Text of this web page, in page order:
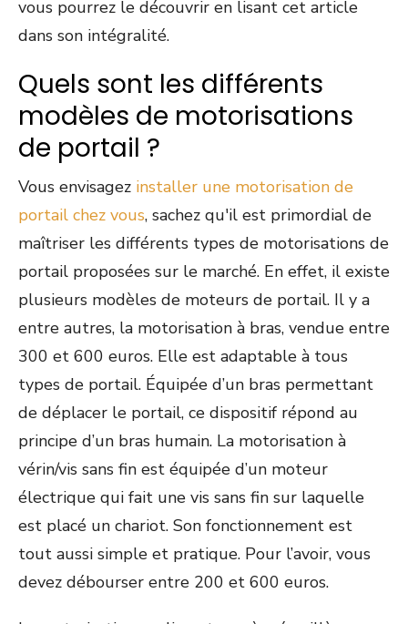
vous pourrez le découvrir en lisant cet article
dans son intégralité.
Quels sont les différents
modèles de motorisations
de portail ?
Vous envisagez installer une motorisation de
portail chez vous, sachez qu'il est primordial de
maîtriser les différents types de motorisations de
portail proposées sur le marché. En effet, il existe
plusieurs modèles de moteurs de portail. Il y a
entre autres, la motorisation à bras, vendue entre
300 et 600 euros. Elle est adaptable à tous
types de portail. Équipée d’un bras permettant
de déplacer le portail, ce dispositif répond au
principe d’un bras humain. La motorisation à
vérin/vis sans fin est équipée d’un moteur
électrique qui fait une vis sans fin sur laquelle
est placé un chariot. Son fonctionnement est
tout aussi simple et pratique. Pour l’avoir, vous
devez débourser entre 200 et 600 euros.